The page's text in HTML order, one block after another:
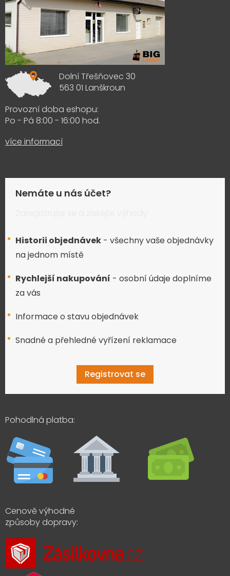
Dolní Třešňovec 30
563 01 Lanškroun
Provozní doba eshopu:
Po - Pá 8:00 - 16:00 hod.
více informací
Nemáte u nás účet?
Historii objednávek - všechny vaše objednávky
na jednom místě
Rychlejší nakupování - osobní údaje doplníme
za vás
Informace o stavu objednávek
Snadné a přehledné vyřízení reklamace
Registrovat se
Pohodlná platba:
Cenově výhodné
způsoby dopravy: